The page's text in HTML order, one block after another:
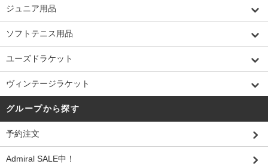
ジュニア用品
ソフトテニス用品
ユーズドラケット
ヴィンテージラケット
グループから探す
予約注文
Admiral SALE中！